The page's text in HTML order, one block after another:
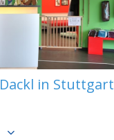
in Stuttgart